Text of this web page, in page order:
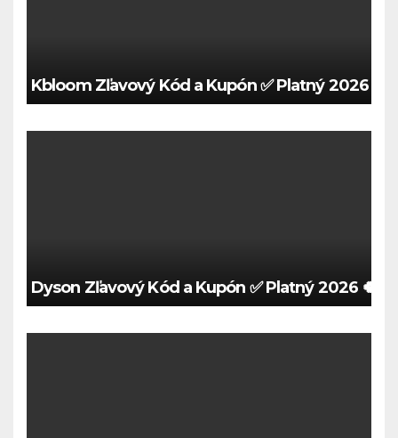
Kbloom Zľavový Kód a Kupón ✅ Platný 2026 🍀
Dyson Zľavový Kód a Kupón ✅ Platný 2026 🍀